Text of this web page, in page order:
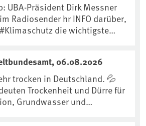
UBA-Präsident Dirk Messner
Radiosender hr INFO darüber,
episode/urn
06.08.2026
trocken in Deutschland. 💦
Trockenheit und Dürre für
Grundwasser und